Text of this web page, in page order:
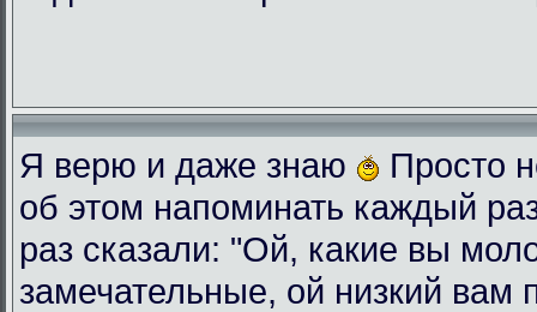
Я верю и даже знаю
Просто
об этом напоминать каждый
раз сказали: "Ой, какие вы
замечательные, ой низкий вам